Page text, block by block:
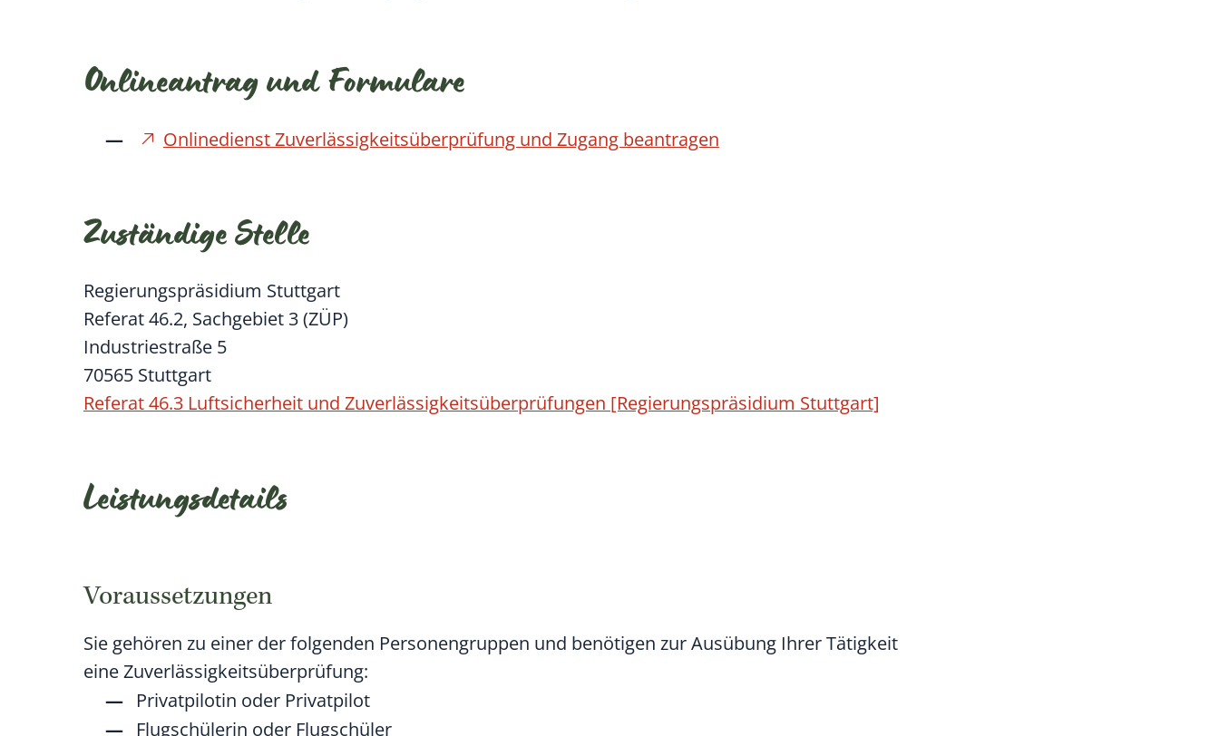
Onlineantrag und Formulare
Onlinedienst Zuverlässigkeitsüberprüfung und Zugang beantragen
Zuständige Stelle
Regierungspräsidium Stuttgart
Referat 46.2, Sachgebiet 3 (ZÜP)
Industriestraße 5
70565 Stuttgart
Referat 46.3 Luftsicherheit und Zuverlässigkeitsüberprüfungen [Regierungspräsidium Stuttgart]
Leistungsdetails
Voraussetzungen
Sie gehören zu einer der folgenden Personengruppen und benötigen zur Ausübung Ihrer Tätigkeit
eine Zuverlässigkeitsüberprüfung:
Privatpilotin oder Privatpilot
Flugschülerin oder Flugschüler